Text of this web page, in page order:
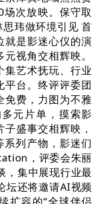
次放映。保守取
玮做环境引见 首
就是影迷心仪的演
视角交相辉映。
集艺术抚玩、行业
平台。终评评委团
免费，力图为不雅
元片单，摸索影
盛事交相辉映，
系列产物，影迷们
，评委会朱丽
，集中展现行业最
坛还将邀请AI视频